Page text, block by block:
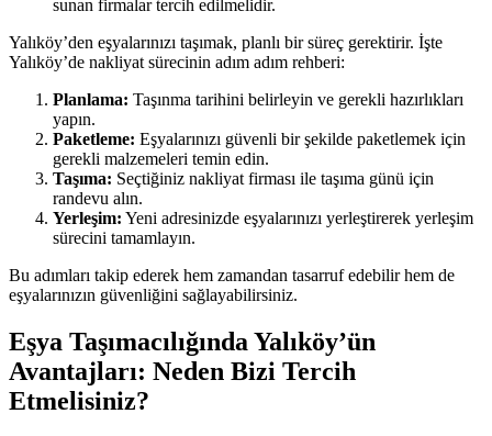
sunan firmalar tercih edilmelidir.
Yalıköy’den eşyalarınızı taşımak, planlı bir süreç gerektirir. İşte
Yalıköy’de nakliyat sürecinin adım adım rehberi:
Planlama: Taşınma tarihini belirleyin ve gerekli hazırlıkları
yapın.
Paketleme: Eşyalarınızı güvenli bir şekilde paketlemek için
gerekli malzemeleri temin edin.
Taşıma: Seçtiğiniz nakliyat firması ile taşıma günü için
randevu alın.
Yerleşim: Yeni adresinizde eşyalarınızı yerleştirerek yerleşim
sürecini tamamlayın.
Bu adımları takip ederek hem zamandan tasarruf edebilir hem de
eşyalarınızın güvenliğini sağlayabilirsiniz.
Eşya Taşımacılığında Yalıköy’ün
Avantajları: Neden Bizi Tercih
Etmelisiniz?